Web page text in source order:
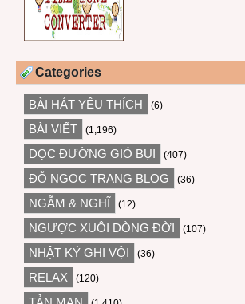
Categories
BÀI HÁT YÊU THÍCH (6)
BÀI VIẾT (1,196)
DỌC ĐƯỜNG GIÓ BỤI (407)
ĐỖ NGỌC TRANG BLOG (36)
NGẪM & NGHĨ (12)
NGƯỢC XUÔI DÒNG ĐỜI (107)
NHẬT KÝ GHI VỘI (36)
RELAX (120)